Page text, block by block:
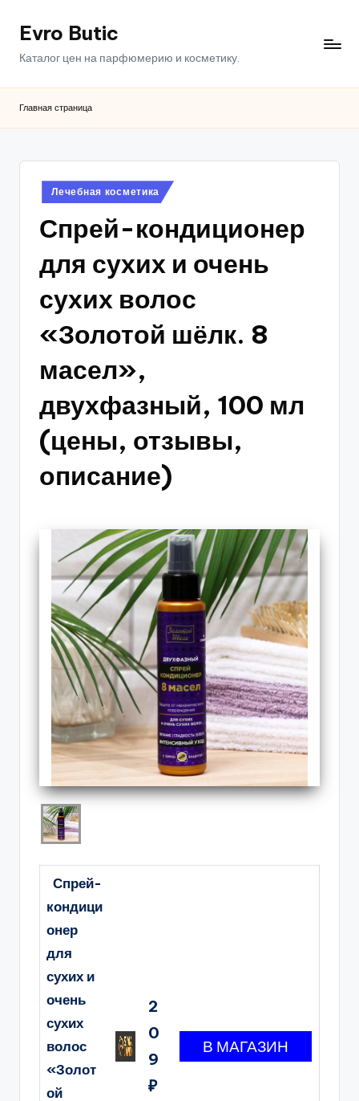
ПерейтиEvro Butic
Каталог цен на парфюмерию и косметику.
Главная страница
Опубликовано
в
Лечебная косметика
Спрей-кондиционер
для сухих и очень
сухих волос
«Золотой шёлк. 8
масел»,
двухфазный, 100 мл
(цены, отзывы,
описание)
Спрей-
кондици
онер
для
сухих и
очень
сухих
волос
«Золот
ой
2
0
9
₽